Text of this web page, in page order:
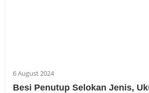
6 August 2024
Besi Penutup Selokan Jenis,